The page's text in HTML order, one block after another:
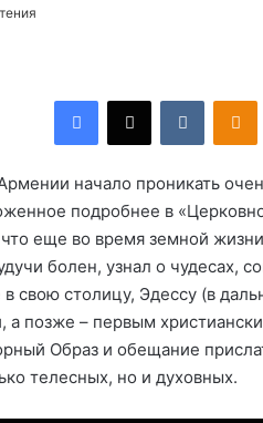
начало проникать
подробнее в
еще во время земной
болен, узнал о чудесах,
свою столицу, Эдессу (в
позже – первым
Образ и обещание
телесных, но и духовных.